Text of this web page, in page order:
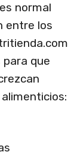
normal
entre los
que